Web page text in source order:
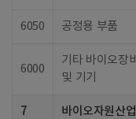
6050 공정용 부품
6000
기타 바이오장비
및 기기
7 바이오자원산업